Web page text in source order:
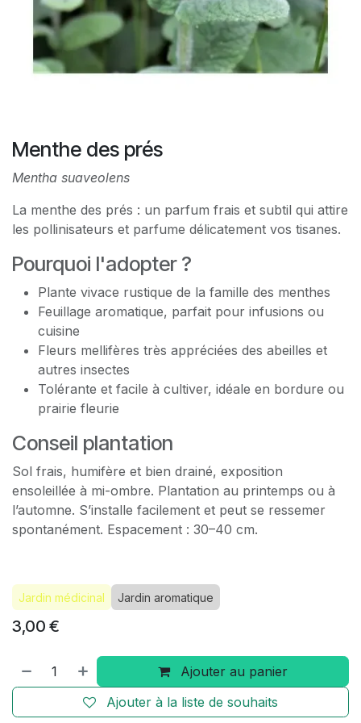
Menthe des prés
Mentha suaveolens
La menthe des prés : un parfum frais et subtil qui attire
les pollinisateurs et parfume délicatement vos tisanes.
Pourquoi l'adopter ?
Plante vivace rustique de la famille des menthes
Feuillage aromatique, parfait pour infusions ou
cuisine
Fleurs mellifères très appréciées des abeilles et
autres insectes
Tolérante et facile à cultiver, idéale en bordure ou
prairie fleurie
Conseil plantation
Sol frais, humifère et bien drainé, exposition
ensoleillée à mi-ombre. Plantation au printemps ou à
l’automne. S’installe facilement et peut se ressemer
spontanément. Espacement : 30–40 cm.
Jardin médicinal Jardin aromatique
3,00 €
Ajouter au panier
Ajouter à la liste de souhaits